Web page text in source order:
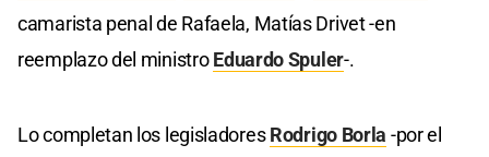
camarista penal de Rafaela, Matías Drivet -en
reemplazo del ministroEduardo Spuler-.
Lo completan los legisladoresRodrigo Borla -por el